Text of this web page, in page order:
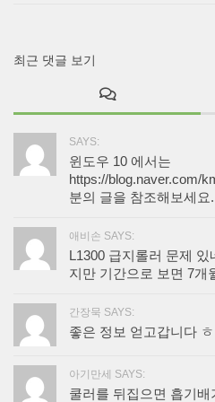
최근 댓글 보기
SAYS:
윈도우 10 에서는
https://blog.naver.com/
분의 글을 참조해보세요
애비손 SAYS:
L1300 급지롤러 문제
지만 기간으로 보면 7개
간장묵 SAYS:
좋은 정보 얻고갑니다 ㅎ
아기만세 SAYS:
쿨러를 뒤집으면 흡기배